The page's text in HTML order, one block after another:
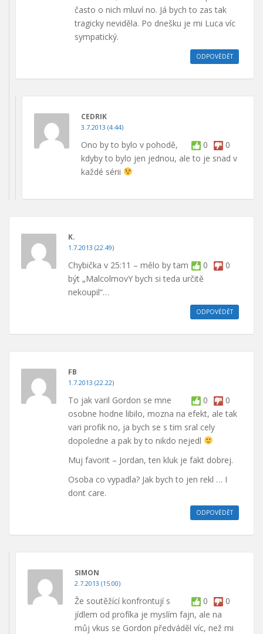
často o nich mluví no. Já bych to zas tak
tragicky neviděla. Po dnešku je mi Luca víc
sympatický.
ODPOVĚDĚT
CEDRIK
3.7.2013 (4.44)
0 0
Ono by to bylo v pohodě,
kdyby to bylo jen jednou, ale to je snad v
každé sérii
K.
1.7.2013 (22.49)
0 0
Chybička v 25:11 – mělo by tam
být „MalcolmovY bych si teda určitě
nekoupil“…
ODPOVĚDĚT
FB
1.7.2013 (22.22)
0 0
To jak varil Gordon se mne
osobne hodne libilo, mozna na efekt, ale tak
vari profik no, ja bych se s tim sral cely
dopoledne a pak by to nikdo nejedl
Muj favorit – Jordan, ten kluk je fakt dobrej.
Osoba co vypadla? Jak bych to jen rekl … I
dont care.
ODPOVĚDĚT
SIMON
2.7.2013 (15.00)
0 0
Že soutěžící konfrontují s
jídlem od profíka je myslím fajn, ale na
můj vkus se Gordon předváděl víc, než mi